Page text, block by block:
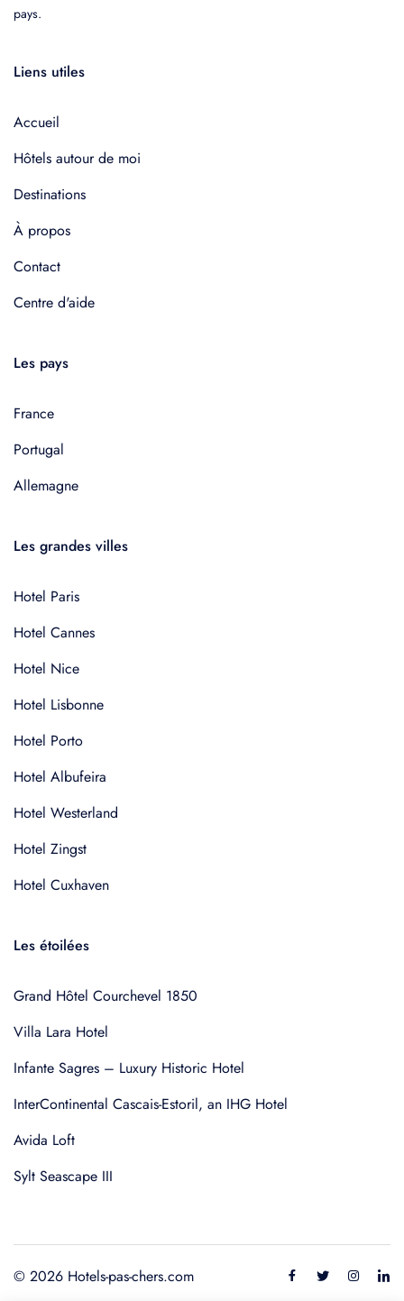
pays.
Liens utiles
Accueil
Hôtels autour de moi
Destinations
À propos
Contact
Centre d'aide
Les pays
France
Portugal
Allemagne
Les grandes villes
Hotel Paris
Hotel Cannes
Hotel Nice
Hotel Lisbonne
Hotel Porto
Hotel Albufeira
Hotel Westerland
Hotel Zingst
Hotel Cuxhaven
Les étoilées
Grand Hôtel Courchevel 1850
Villa Lara Hotel
Infante Sagres – Luxury Historic Hotel
InterContinental Cascais-Estoril, an IHG Hotel
Avida Loft
Sylt Seascape III
© 2026 Hotels-pas-chers.com